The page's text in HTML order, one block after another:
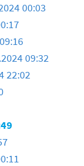
00:03
09:32
22:02